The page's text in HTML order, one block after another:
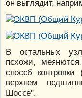
он выглядит,
В остальных
похожи,
способ
верхнем
Шоссе".